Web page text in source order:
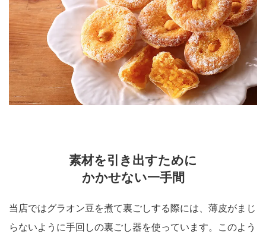
素材を引き出すために
かかせない一手間
当店ではグラオン豆を煮て裏ごしする際には、薄皮がまじ
らないように手回しの裏ごし器を使っています。このよう